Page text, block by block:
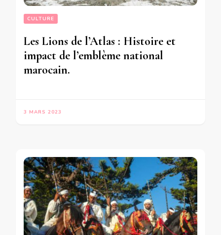
CULTURE
Les Lions de l’Atlas : Histoire et
impact de l’emblème national
marocain.
3 MARS 2023